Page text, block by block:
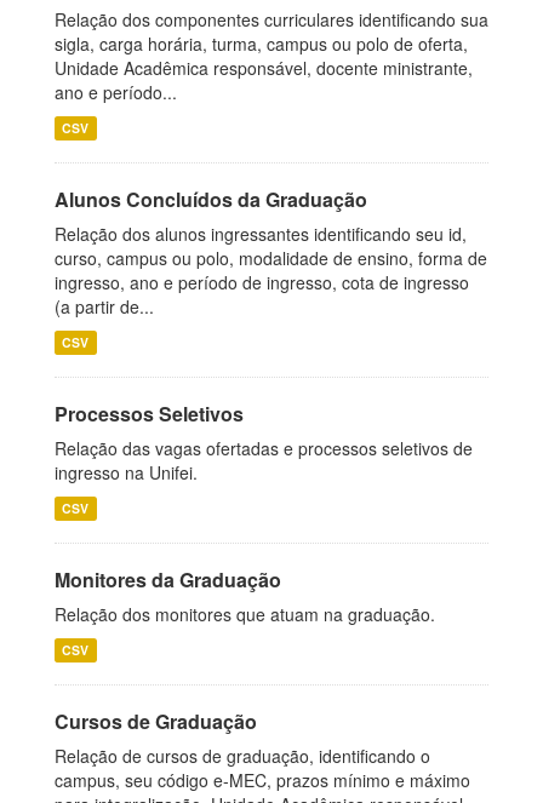
Relação dos componentes curriculares identificando sua
sigla, carga horária, turma, campus ou polo de oferta,
Unidade Acadêmica responsável, docente ministrante,
ano e período...
CSV
Alunos Concluídos da Graduação
Relação dos alunos ingressantes identificando seu id,
curso, campus ou polo, modalidade de ensino, forma de
ingresso, ano e período de ingresso, cota de ingresso
(a partir de...
CSV
Processos Seletivos
Relação das vagas ofertadas e processos seletivos de
ingresso na Unifei.
CSV
Monitores da Graduação
Relação dos monitores que atuam na graduação.
CSV
Cursos de Graduação
Relação de cursos de graduação, identificando o
campus, seu código e-MEC, prazos mínimo e máximo